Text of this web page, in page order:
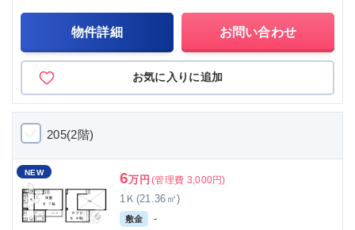
物件詳細 お問い合わせ
お気に入りに追加
205(2階)
NEW 6万円 (管理費 3,000円)
1Ｋ(21.36㎡)
敷金 -